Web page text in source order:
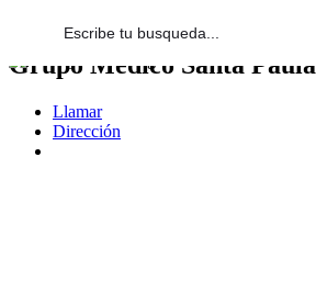
Grupo Médico Santa Paula
Llamar
Dirección